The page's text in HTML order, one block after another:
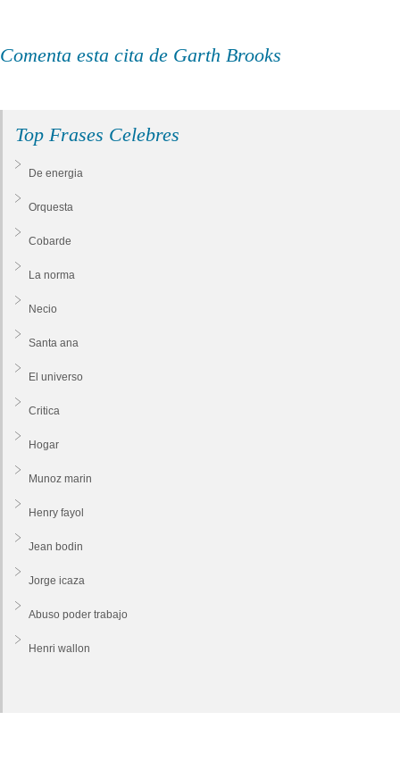
Comenta esta cita de Garth Brooks
Top Frases Celebres
De energia
Orquesta
Cobarde
La norma
Necio
Santa ana
El universo
Critica
Hogar
Munoz marin
Henry fayol
Jean bodin
Jorge icaza
Abuso poder trabajo
Henri wallon